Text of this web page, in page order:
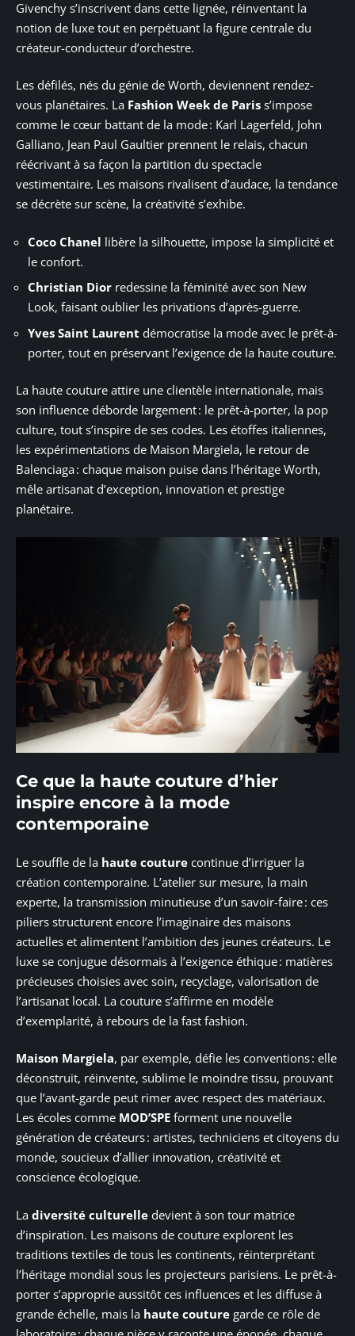
Givenchy s’inscrivent dans cette lignée, réinventant la
notion de luxe tout en perpétuant la figure centrale du
créateur-conducteur d’orchestre.
Les défilés, nés du génie de Worth, deviennent rendez-
vous planétaires. La Fashion Week de Paris s’impose
comme le cœur battant de la mode : Karl Lagerfeld, John
Galliano, Jean Paul Gaultier prennent le relais, chacun
réécrivant à sa façon la partition du spectacle
vestimentaire. Les maisons rivalisent d’audace, la tendance
se décrète sur scène, la créativité s’exhibe.
Coco Chanel libère la silhouette, impose la simplicité et
le confort.
Christian Dior redessine la féminité avec son New
Look, faisant oublier les privations d’après-guerre.
Yves Saint Laurent démocratise la mode avec le prêt-à-
porter, tout en préservant l’exigence de la haute couture.
La haute couture attire une clientèle internationale, mais
son influence déborde largement : le prêt-à-porter, la pop
culture, tout s’inspire de ses codes. Les étoffes italiennes,
les expérimentations de Maison Margiela, le retour de
Balenciaga : chaque maison puise dans l’héritage Worth,
mêle artisanat d’exception, innovation et prestige
planétaire.
Ce que la haute couture d’hier
inspire encore à la mode
contemporaine
Le souffle de la haute couture continue d’irriguer la
création contemporaine. L’atelier sur mesure, la main
experte, la transmission minutieuse d’un savoir-faire : ces
piliers structurent encore l’imaginaire des maisons
actuelles et alimentent l’ambition des jeunes créateurs. Le
luxe se conjugue désormais à l’exigence éthique : matières
précieuses choisies avec soin, recyclage, valorisation de
l’artisanat local. La couture s’affirme en modèle
d’exemplarité, à rebours de la fast fashion.
Maison Margiela, par exemple, défie les conventions : elle
déconstruit, réinvente, sublime le moindre tissu, prouvant
que l’avant-garde peut rimer avec respect des matériaux.
Les écoles comme MOD’SPE forment une nouvelle
génération de créateurs : artistes, techniciens et citoyens du
monde, soucieux d’allier innovation, créativité et
conscience écologique.
La diversité culturelle devient à son tour matrice
d’inspiration. Les maisons de couture explorent les
traditions textiles de tous les continents, réinterprétant
l’héritage mondial sous les projecteurs parisiens. Le prêt-à-
porter s’approprie aussitôt ces influences et les diffuse à
grande échelle, mais la haute couture garde ce rôle de